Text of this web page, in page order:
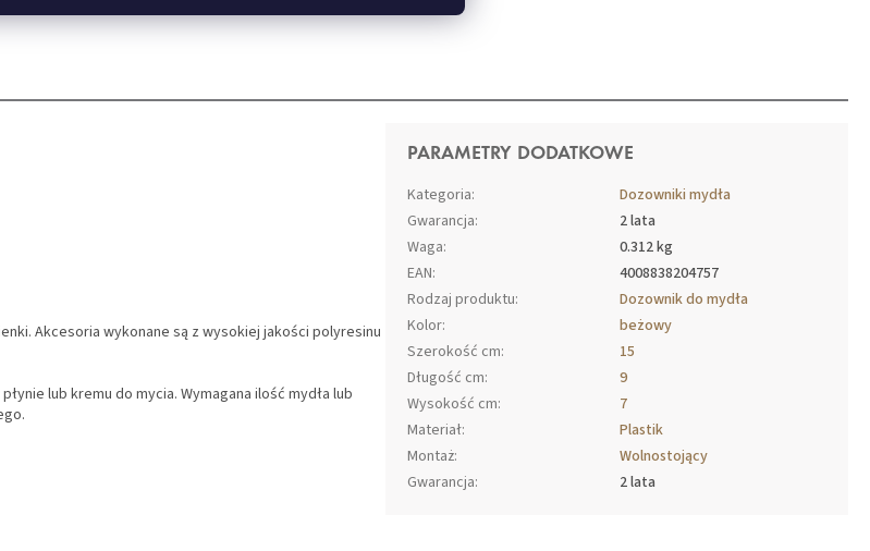
Akcesoria wykonane są z wysokiej jakości polyresinu
lub kremu do mycia. Wymagana ilość mydła lub
PARAMETRY DODATKOWE
Kategoria:
Dozowniki mydła
Gwarancja:
2 lata
Waga:
0.312 kg
EAN:
4008838204757
Rodzaj produktu:
Dozownik do mydła
Kolor:
beżowy
Szerokość cm:
15
Długość cm:
9
Wysokość cm:
7
Materiał:
Plastik
Montaż:
Wolnostojący
Gwarancja: 2 lata